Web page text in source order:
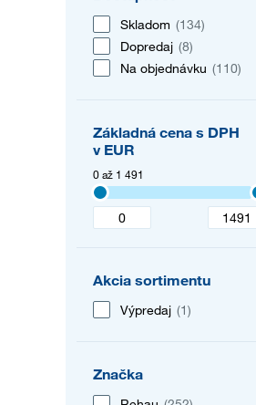
Skladom (134)
Dopredaj (8)
Na objednávku (110)
Základná cena s DPH
v EUR
0 až 1 491
Akcia sortimentu
Výpredaj (1)
Značka